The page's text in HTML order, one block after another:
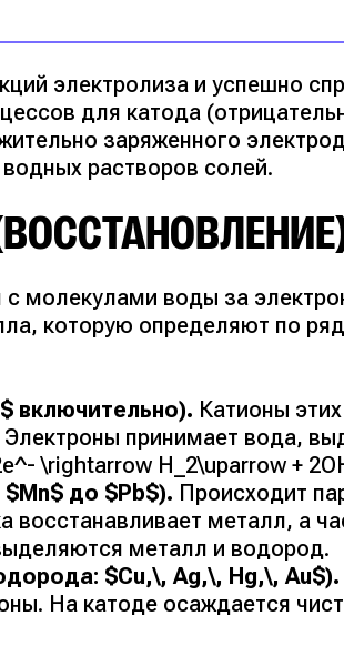
электролиза и успешно
для катода
заряженного
растворов солей.
молекулами воды за
которую определяют по
включительно). Катионы
принимает вода,
\rightarrow H_2\uparrow +
до $Pb$). Происходит
восстанавливает металл, а
металл и водород.
$Cu,\, Ag,\, Hg,\, Au$).
На катоде осаждается